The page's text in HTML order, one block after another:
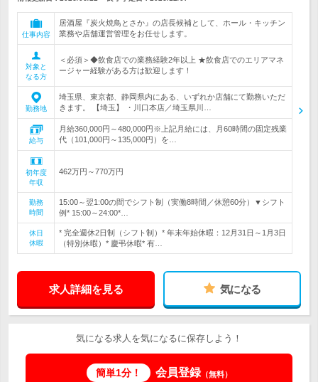
仕事内容
居酒屋『炭火焼鳥とさか』の店長候補として、ホール・キッチン
業務や店舗運営管理をお任せします。
対象と
なる方
＜必須＞◆飲食店での業務経験2年以上 ★飲食店でのエリアマネ
ージャー経験がある方は歓迎します！
勤務地
埼玉県、東京都、静岡県内にある、いずれか店舗にて勤務いただ
きます。 【埼玉】 ・川口本店／埼玉県川…
給与
月給360,000円～480,000円※上記月給には、月60時間の固定残業
代（101,000円～135,000円）を…
初年度
年収
462万円～770万円
勤務
時間
15:00～翌1:00の間でシフト制（実働8時間／休憩60分）▼シフト
例* 15:00～24:00*…
休日
休暇
* 完全週休2日制（シフト制）* 年末年始休暇：12月31日～1月3日
（特別休暇）* 慶弔休暇* 有…
求人詳細を見る 気になる
気になる求人を気になるに保存しよう！
簡単1分！ 会員登録（無料）